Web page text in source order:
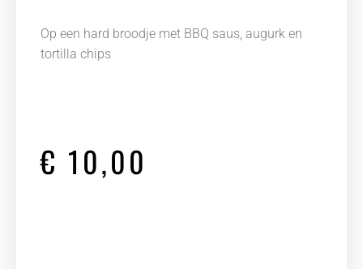
Op een hard broodje met BBQ saus, augurk en
tortilla chips
€ 10,00